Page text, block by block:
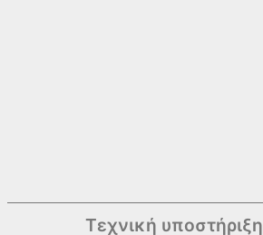
Τεχνική υποστήριξη